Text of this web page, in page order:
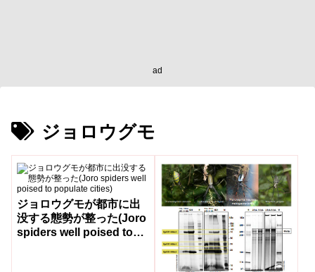
ad
ジョロウグモ
ジョロウグモが都市に出
没する態勢が整った(Joro
spiders well poised to